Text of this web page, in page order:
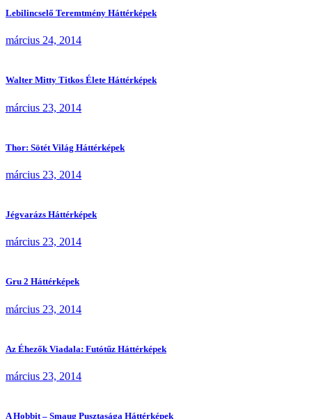
Lebilincselő Teremtmény Háttérképek
március 24, 2014
Walter Mitty Titkos Élete Háttérképek
március 23, 2014
Thor: Sötét Világ Háttérképek
március 23, 2014
Jégvarázs Háttérképek
március 23, 2014
Gru 2 Háttérképek
március 23, 2014
Az Éhezők Viadala: Futótűz Háttérképek
március 23, 2014
A Hobbit – Smaug Pusztasága Háttérképek